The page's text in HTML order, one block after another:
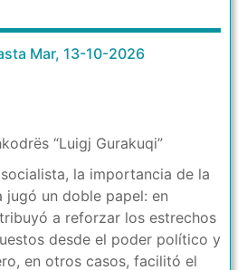
Mar, 13-10-2026
“Luigj Gurakuqi”
la importancia de la
jugó un doble papel: en
a reforzar los estrechos
desde el poder político y
en otros casos, facilitó el